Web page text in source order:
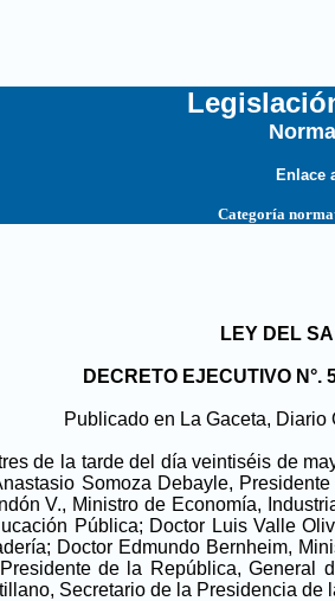
Enlace
Categoría
LEY DEL
DECRETO EJECUTIVO N°.
Publicado en La Gaceta, Diario
de la tarde del día veintiséis de
Somoza Debayle,
V., Ministro de Economía,
Pública; Doctor Luis Valle
Doctor Edmundo Bernheim,
de la República,
Secretario de la Presidencia